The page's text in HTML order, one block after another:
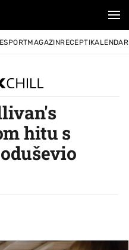
SPORTMAGAZINRECEPTIKALENDAR
hitu s